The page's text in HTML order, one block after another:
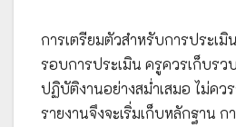
การเตรียมตัวสำหรับการประเ
รอบการประเมิน ครูควรเก็บรว
ปฏิบัติงานอย่างสม่ำเสมอ ไม่คว
รายงานจึงจะเริ่มเก็บหลักฐาน